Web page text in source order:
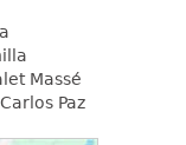
Massé
Paz